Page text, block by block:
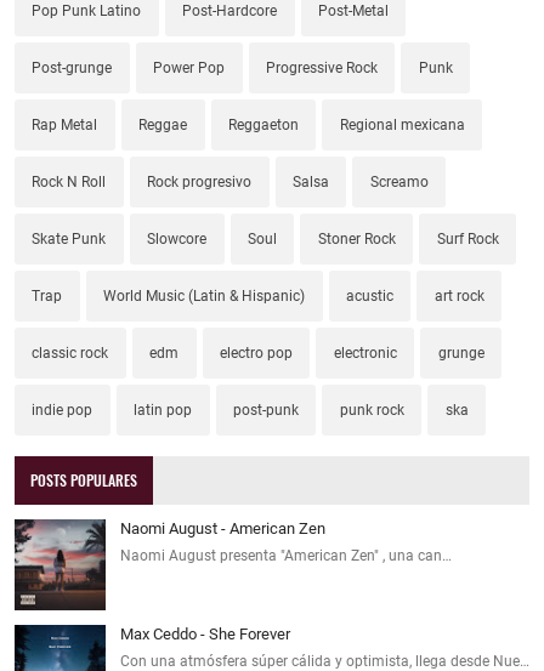
Pop Punk Latino Post-Hardcore Post-Metal
Post-grunge Power Pop Progressive Rock Punk
Rap Metal Reggae Reggaeton Regional mexicana
Rock N Roll Rock progresivo Salsa Screamo
Skate Punk Slowcore Soul Stoner Rock Surf Rock
Trap World Music (Latin & Hispanic) acustic art rock
classic rock edm electro pop electronic grunge
indie pop latin pop post-punk punk rock ska
POSTS POPULARES
Naomi August - American Zen
Naomi August presenta "American Zen" , una can…
Max Ceddo - She Forever
Con una atmósfera súper cálida y optimista, llega desde Nue…